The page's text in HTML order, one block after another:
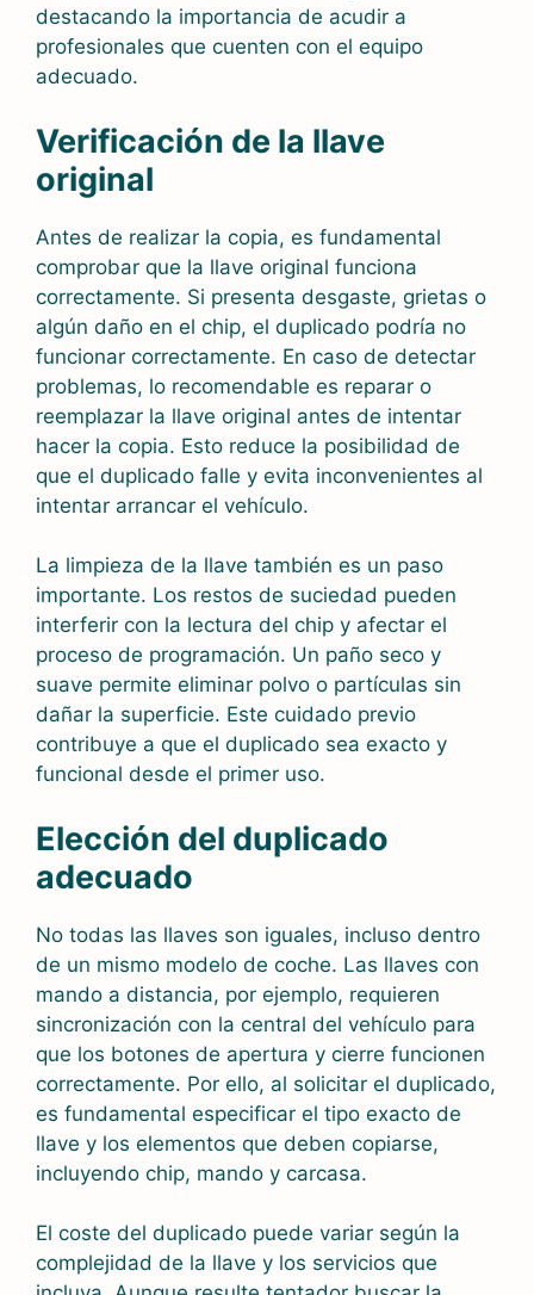
destacando la importancia de acudir a
profesionales que cuenten con el equipo
adecuado.
Verificación de la llave
original
Antes de realizar la copia, es fundamental
comprobar que la llave original funciona
correctamente. Si presenta desgaste, grietas o
algún daño en el chip, el duplicado podría no
funcionar correctamente. En caso de detectar
problemas, lo recomendable es reparar o
reemplazar la llave original antes de intentar
hacer la copia. Esto reduce la posibilidad de
que el duplicado falle y evita inconvenientes al
intentar arrancar el vehículo.
La limpieza de la llave también es un paso
importante. Los restos de suciedad pueden
interferir con la lectura del chip y afectar el
proceso de programación. Un paño seco y
suave permite eliminar polvo o partículas sin
dañar la superficie. Este cuidado previo
contribuye a que el duplicado sea exacto y
funcional desde el primer uso.
Elección del duplicado
adecuado
No todas las llaves son iguales, incluso dentro
de un mismo modelo de coche. Las llaves con
mando a distancia, por ejemplo, requieren
sincronización con la central del vehículo para
que los botones de apertura y cierre funcionen
correctamente. Por ello, al solicitar el duplicado,
es fundamental especificar el tipo exacto de
llave y los elementos que deben copiarse,
incluyendo chip, mando y carcasa.
El coste del duplicado puede variar según la
complejidad de la llave y los servicios que